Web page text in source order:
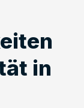
in